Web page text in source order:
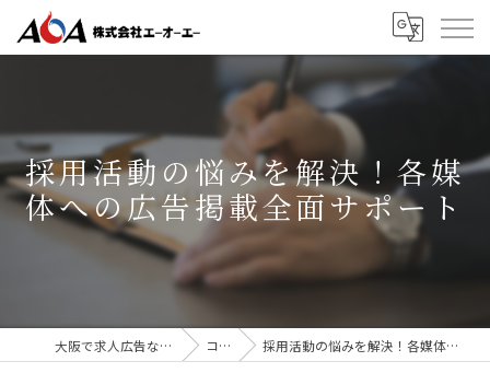
採用活動の悩みを解決！各媒
体への広告掲載全面サポート
大阪で求人広告なら株式会社AOA コラム 採用活動の悩みを解決！各媒体への広告掲載全面サポート